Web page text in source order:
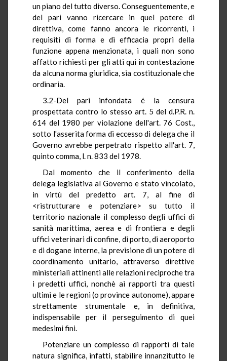
un piano del tutto diverso. Conseguentemente, e
del pari vanno ricercare in quel potere di
direttiva, come fanno ancora le ricorrenti, i
requisiti di forma e di efficacia propri della
funzione appena menzionata, i quali non sono
affatto richiesti per gli atti qui in contestazione
da alcuna norma giuridica, sia costituzionale che
ordinaria.
3.2-Del pari infondata é la censura
prospettata contro lo stesso art. 5 del d.P.R. n.
614 del 1980 per violazione dell'art. 76 Cost.,
sotto l'asserita forma di eccesso di delega che il
Governo avrebbe perpetrato rispetto all'art. 7,
quinto comma, l. n. 833 del 1978.
Dal momento che il conferimento della
delega legislativa al Governo e stato vincolato,
in virtù del predetto art. 7, al fine di
<ristrutturare e potenziare> su tutto il
territorio nazionale il complesso degli uffici di
sanità marittima, aerea e di frontiera e degli
uffici veterinari di confine, di porto, di aeroporto
e di dogane interne, la previsione di un potere di
coordinamento unitario, attraverso direttive
ministeriali attinenti alle relazioni reciproche tra
i predetti uffici, nonchè ai rapporti tra questi
ultimi e le regioni (o province autonome), appare
strettamente strumentale e, in definitiva,
indispensabile per il perseguimento di quei
medesimi fini.
Potenziare un complesso di rapporti di tale
natura significa, infatti, stabilire innanzitutto le